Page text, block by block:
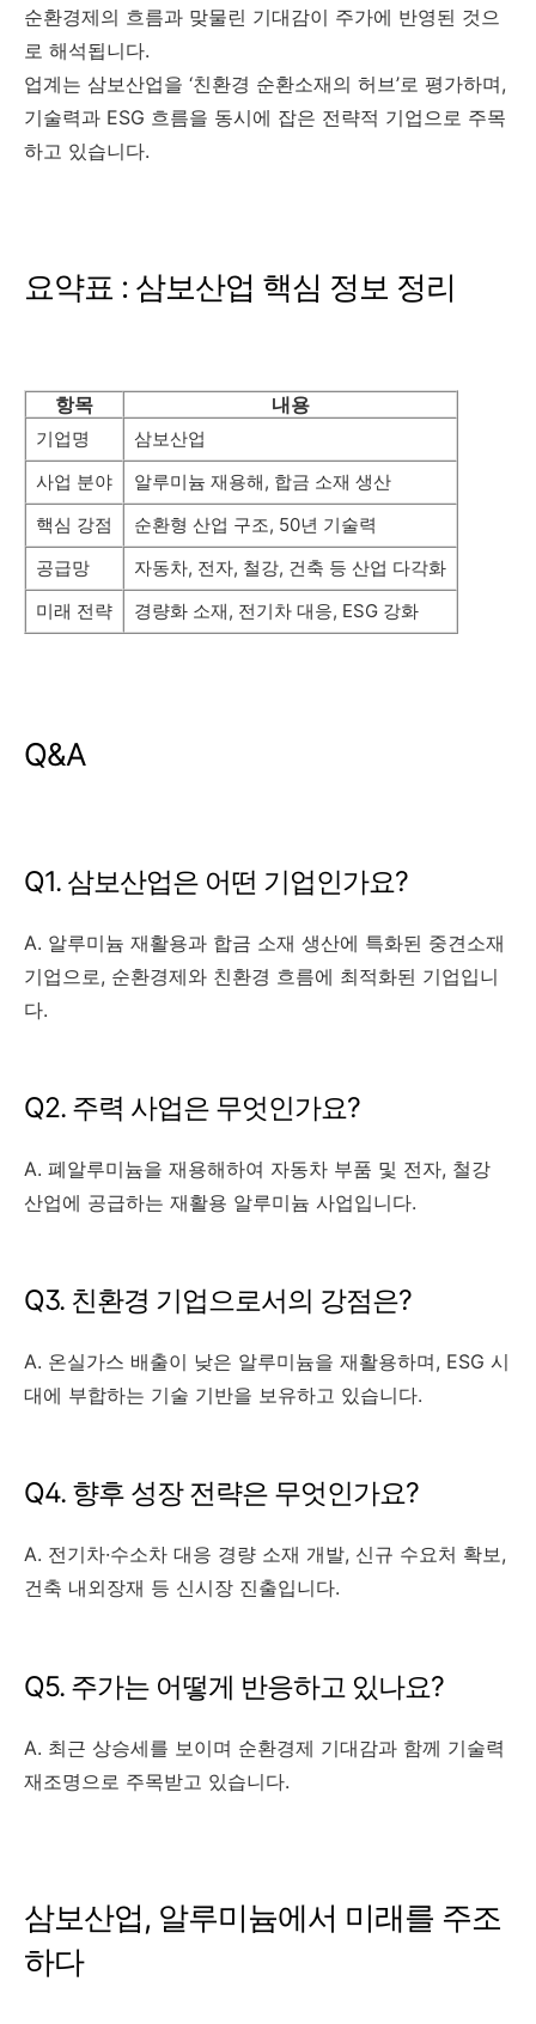
순환경제의 흐름과 맞물린 기대감이 주가에 반영된 것으
로 해석됩니다.
업계는 삼보산업을 ‘친환경 순환소재의 허브’로 평가하며,
기술력과 ESG 흐름을 동시에 잡은 전략적 기업으로 주목
하고 있습니다.
요약표 : 삼보산업 핵심 정보 정리
항목 내용
기업명
삼보산업
사업 분야
알루미늄 재용해, 합금 소재 생산
핵심 강점
순환형 산업 구조, 50년 기술력
공급망
자동차, 전자, 철강, 건축 등 산업 다각화
미래 전략
경량화 소재, 전기차 대응, ESG 강화
Q&A
Q1. 삼보산업은 어떤 기업인가요?
A. 알루미늄 재활용과 합금 소재 생산에 특화된 중견소재
기업으로, 순환경제와 친환경 흐름에 최적화된 기업입니
다.
Q2. 주력 사업은 무엇인가요?
A. 폐알루미늄을 재용해하여 자동차 부품 및 전자, 철강
산업에 공급하는 재활용 알루미늄 사업입니다.
Q3. 친환경 기업으로서의 강점은?
A. 온실가스 배출이 낮은 알루미늄을 재활용하며, ESG 시
대에 부합하는 기술 기반을 보유하고 있습니다.
Q4. 향후 성장 전략은 무엇인가요?
A. 전기차·수소차 대응 경량 소재 개발, 신규 수요처 확보,
건축 내외장재 등 신시장 진출입니다.
Q5. 주가는 어떻게 반응하고 있나요?
A. 최근 상승세를 보이며 순환경제 기대감과 함께 기술력
재조명으로 주목받고 있습니다.
삼보산업, 알루미늄에서 미래를 주조
하다